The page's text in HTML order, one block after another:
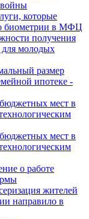
которые
биометрии в МФЦ
получения
молодых
размер
ипотеке -
мест в
мест в
о работе
жителей
направило в